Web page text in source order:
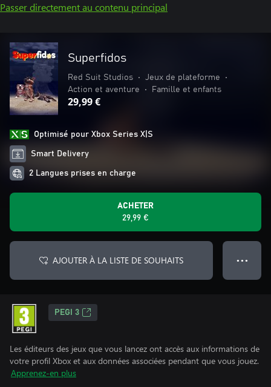
Passer directement au contenu principal
Superfidos
Red Suit Studios • Jeux de plateforme
•
Action et aventure
• Famille et enfants
29,99 €
Optimisé pour Xbox Series X|S
Smart Delivery
2 Langues prises en charge
ACHETER
29,99 €
AJOUTER À LA LISTE DE SOUHAITS ● ● ●
PEGI 3
Les éditeurs des jeux que vous lancez ont accès aux informations de
votre profil Xbox et aux données associées pendant que vous jouez.
Apprenez-en plus